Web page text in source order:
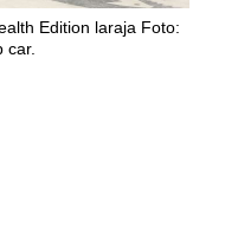
Edition laraja Foto:
car.